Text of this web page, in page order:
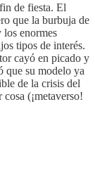
de fiesta. El
que la burbuja de
los enormes
tipos de interés.
cayó en picado y
que su modelo ya
de la crisis del
(¡metaverso!